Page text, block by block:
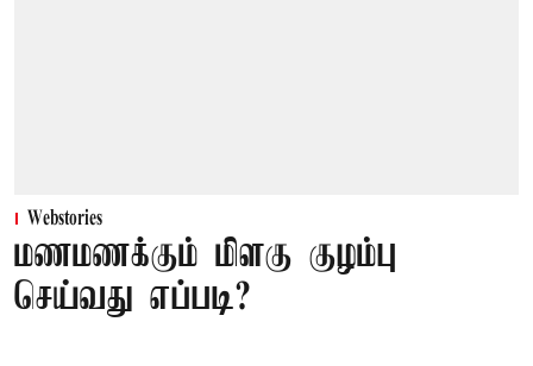
Webstories
மணமணக்கும் மிளகு குழம்பு
செய்வது எப்படி?